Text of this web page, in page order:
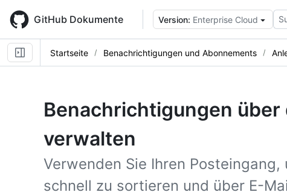
main
content
GitHub Dokumente Version: Enterprise Cloud
Startseite Benachrichtigungen und Abonnements
Benachrichtigungen
verwalten
Verwenden Sie Ihren
schnell zu sortieren und über E-